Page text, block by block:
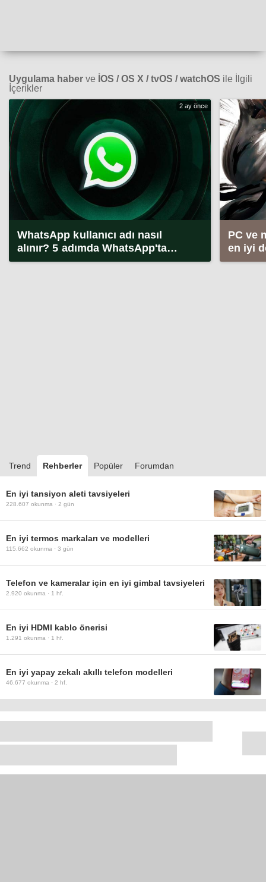
Uygulama haber ve İOS / OS X / tvOS / watchOS ile İlgili
İçerikler
2 ay önce
WhatsApp kullanıcı adı nasıl
alınır? 5 adımda WhatsApp'ta
kullanıcı adı alma (2026)
PC ve
en iyi
Trend Rehberler Popüler Forumdan
En iyi tansiyon aleti tavsiyeleri
228.607 okunma · 2 gün
En iyi termos markaları ve modelleri
115.662 okunma · 3 gün
Telefon ve kameralar için en iyi gimbal tavsiyeleri
2.920 okunma · 1 hf.
En iyi HDMI kablo önerisi
1.291 okunma · 1 hf.
En iyi yapay zekalı akıllı telefon modelleri
46.677 okunma · 2 hf.